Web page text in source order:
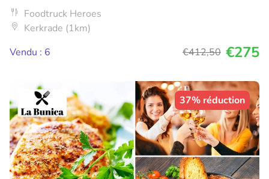
Foodtruck Heroes
Kerkrade (1km)
Vendu : 6
€412,50 €275
37% réduction